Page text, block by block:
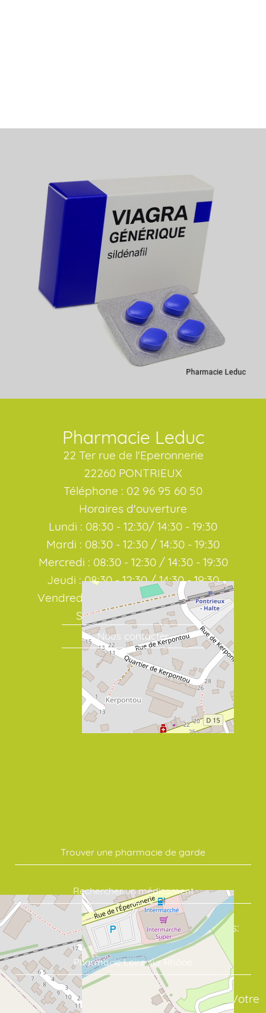
Trouver une pharmacie de garde
Rechercher un médicament
Commandez vos soins en quelques clics:
Pharmacie Loire sur Rhône
assure un suivi sérieux de vos traitements. Votre
Pharmacie Leduc
22 Ter rue de l'Eperonnerie
22260 PONTRIEUX
Téléphone : 02 96 95 60 50
Horaires d'ouverture
Lundi : 08:30 - 12:30/ 14:30 - 19:30
Mardi : 08:30 - 12:30 / 14:30 - 19:30
Mercredi : 08:30 - 12:30 / 14:30 - 19:30
Jeudi : 08:30 - 12:30 / 14:30 - 19:30
Vendredi : 08:30 - 12:30 / 14:30 - 19:30
Samedi : 08:30 / 19:00
Nous contacter